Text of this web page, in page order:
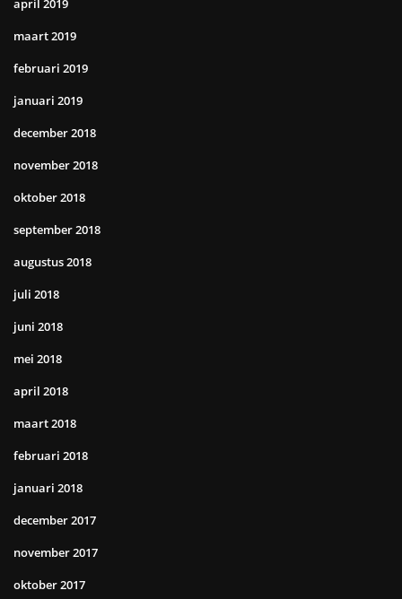
april 2019
maart 2019
februari 2019
januari 2019
december 2018
november 2018
oktober 2018
september 2018
augustus 2018
juli 2018
juni 2018
mei 2018
april 2018
maart 2018
februari 2018
januari 2018
december 2017
november 2017
oktober 2017